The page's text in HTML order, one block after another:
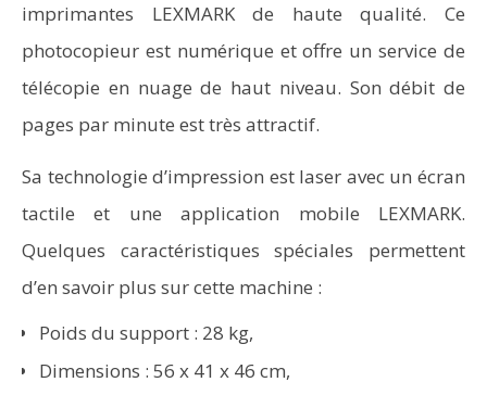
imprimantes LEXMARK de haute qualité. Ce
photocopieur est numérique et offre un service de
télécopie en nuage de haut niveau. Son débit de
pages par minute est très attractif.
Sa technologie d’impression est laser avec un écran
tactile et une application mobile LEXMARK.
Quelques caractéristiques spéciales permettent
d’en savoir plus sur cette machine :
Poids du support : 28 kg,
Dimensions : 56 x 41 x 46 cm,